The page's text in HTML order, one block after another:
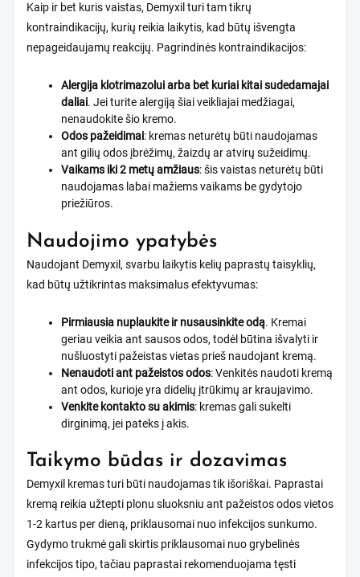
Kaip ir bet kuris vaistas, Demyxil turi tam tikrų
kontraindikacijų, kurių reikia laikytis, kad būtų išvengta
nepageidaujamų reakcijų. Pagrindinės kontraindikacijos:
Alergija klotrimazolui arba bet kuriai kitai sudedamajai
daliai. Jei turite alergiją šiai veikliajai medžiagai,
nenaudokite šio kremo.
Odos pažeidimai: kremas neturėtų būti naudojamas
ant gilių odos įbrėžimų, žaizdų ar atvirų sužeidimų.
Vaikams iki 2 metų amžiaus: šis vaistas neturėtų būti
naudojamas labai mažiems vaikams be gydytojo
priežiūros.
Naudojimo ypatybės
Naudojant Demyxil, svarbu laikytis kelių paprastų taisyklių,
kad būtų užtikrintas maksimalus efektyvumas:
Pirmiausia nuplaukite ir nusausinkite odą. Kremai
geriau veikia ant sausos odos, todėl būtina išvalyti ir
nušluostyti pažeistas vietas prieš naudojant kremą.
Nenaudoti ant pažeistos odos: Venkitės naudoti kremą
ant odos, kurioje yra didelių įtrūkimų ar kraujavimo.
Venkite kontakto su akimis: kremas gali sukelti
dirginimą, jei pateks į akis.
Taikymo būdas ir dozavimas
Demyxil kremas turi būti naudojamas tik išoriškai. Paprastai
kremą reikia užtepti plonu sluoksniu ant pažeistos odos vietos
1-2 kartus per dieną, priklausomai nuo infekcijos sunkumo.
Gydymo trukmė gali skirtis priklausomai nuo grybelinės
infekcijos tipo, tačiau paprastai rekomenduojama tęsti